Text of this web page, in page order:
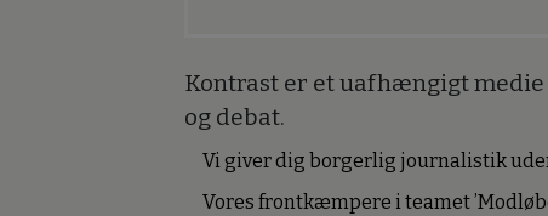
Kontrast er et uafhængigt
og debat.
Vi giver dig borgerlig journalistik
Vores frontkæmpere i teamet